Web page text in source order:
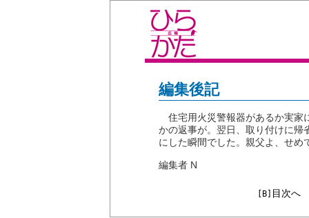
編集後記
住宅用火災警報器があるか実家
かの返事が。翌日、取り付けに帰
にした瞬間でした。親父よ、せめ
編集者 N
[B] 目次へ